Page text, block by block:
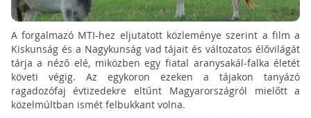
A forgalmazó MTI-hez eljutatott közleménye szerint a film a
Kiskunság és a Nagykunság vad tájait és változatos élővilágát
tárja a néző elé, miközben egy fiatal aranysakál-falka életét
követi végig. Az egykoron ezeken a tájakon tanyázó
ragadozófaj évtizedekre eltűnt Magyarországról mielőtt a
közelmúltban ismét felbukkant volna.